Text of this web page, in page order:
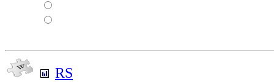
RS